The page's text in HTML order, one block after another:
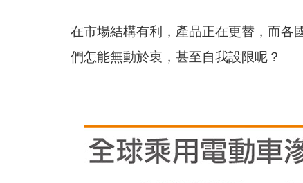
在市場結構有利，產品正在更替，而各
們怎能無動於衷，甚至自我設限呢？